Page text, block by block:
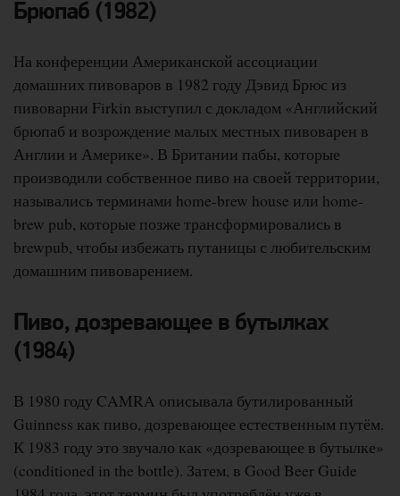
Брюпаб (1982)
На конференции Американской ассоциации
домашних пивоваров в 1982 году Дэвид Брюс из
пивоварни Firkin выступил с докладом «Английский
брюпаб и возрождение малых местных пивоварен в
Англии и Америке». В Британии пабы, которые
производили собственное пиво на своей территории,
назывались терминами home-brew house или home-
brew pub, которые позже трансформировались в
brewpub, чтобы избежать путаницы с любительским
домашним пивоварением.
Пиво, дозревающее в бутылках
(1984)
В 1980 году CAMRA описывала бутилированный
Guinness как пиво, дозревающее естественным путём.
К 1983 году это звучало как «дозревающее в бутылке»
(conditioned in the bottle). Затем, в Good Beer Guide